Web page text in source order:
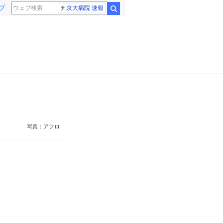
京大病院 速報
写真：アフロ